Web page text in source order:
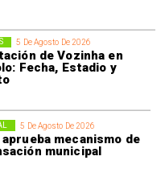
5 De Agosto De 2026
de Vozinha en
Fecha, Estadio y
5 De Agosto De 2026
aprueba mecanismo de
municipal